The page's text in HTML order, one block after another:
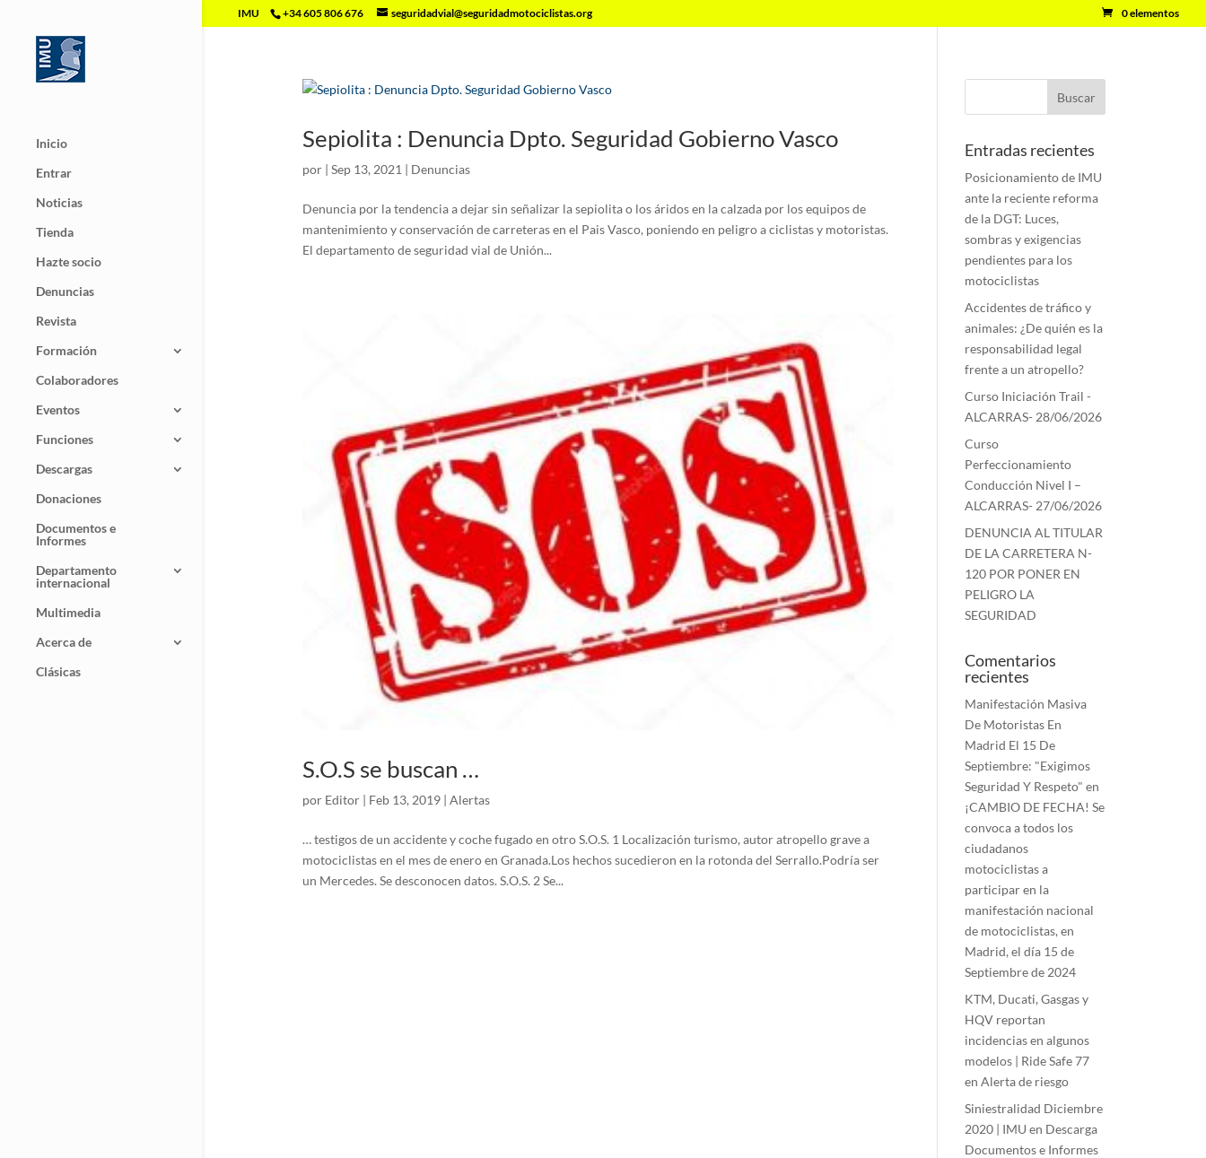
IMU +34 605 806 676 seguridadvial@seguridadmotociclistas.org 0 elementos
Inicio
Entrar
Noticias
Tienda
Hazte socio
Denuncias
Revista
Formación
Colaboradores
Eventos
Funciones
Descargas
Donaciones
Documentos e
Informes
Departamento
internacional
Multimedia
Acerca de
Clásicas
Sepiolita : Denuncia Dpto. Seguridad Gobierno Vasco
por | Sep 13, 2021 | Denuncias
Denuncia por la tendencia a dejar sin señalizar la sepiolita o los áridos en la calzada por los equipos de
mantenimiento y conservación de carreteras en el Pais Vasco, poniendo en peligro a ciclistas y motoristas.
El departamento de seguridad vial de Unión...
S.O.S se buscan …
por Editor| Feb 13, 2019| Alertas
… testigos de un accidente y coche fugado en otro S.O.S. 1 Localización turismo, autor atropello grave a
motociclistas en el mes de enero en Granada.Los hechos sucedieron en la rotonda del Serrallo.Podría ser
un Mercedes. Se desconocen datos. S.O.S. 2 Se...
Entradas recientes
Posicionamiento de IMU
ante la reciente reforma
de la DGT: Luces,
sombras y exigencias
pendientes para los
motociclistas
Accidentes de tráfico y
animales: ¿De quién es la
responsabilidad legal
frente a un atropello?
Curso Iniciación Trail -
ALCARRAS- 28/06/2026
Curso
Perfeccionamiento
Conducción Nivel I –
ALCARRAS- 27/06/2026
DENUNCIA AL TITULAR
DE LA CARRETERA N-
120 POR PONER EN
PELIGRO LA
SEGURIDAD
Comentarios
recientes
Manifestación Masiva
De Motoristas En
Madrid El 15 De
Septiembre: "Exigimos
Seguridad Y Respeto" en
¡CAMBIO DE FECHA! Se
convoca a todos los
ciudadanos
motociclistas a
participar en la
manifestación nacional
de motociclistas, en
Madrid, el día 15 de
Septiembre de 2024
KTM, Ducati, Gasgas y
HQV reportan
incidencias en algunos
modelos | Ride Safe 77
enAlerta de riesgo
Siniestralidad Diciembre
2020 | IMU en Descarga
Documentos e Informes